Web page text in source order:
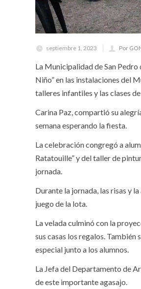
septiembre 1, 2023 Por
La Municipalidad de San
Niño” en las instalaciones del
talleres infantiles y las clases
Carina Paz, compartió su
semana esperando la fiesta.
La celebración congregó a
Ratatouille” y del taller de
jornada.
Durante la jornada, las risas y
juego de la lota.
La velada culminó con la
sus casas los regalos.
especial junto a los alumnos.
La Jefa del Departamento de
de este importante agasajo.